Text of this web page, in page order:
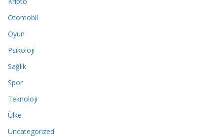
Otomobil
Oyun
Psikoloji
Sağlık
Spor
Teknoloji
Ülke
Uncategorized